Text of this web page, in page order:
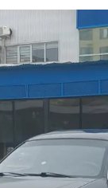
доступен
информацию
пробег,
по базам РК и